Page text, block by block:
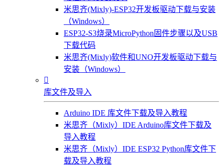
米思齐(Mixly)-ESP32开发板驱动下载与安装
（Windows）
ESP32-S3烧录MicroPython固件步骤以及USB
下载代码
米思齐(Mixly)软件和UNO开发板驱动下载与
安装（Windows）

库文件及导入
Arduino IDE 库文件下载及导入教程
米思齐（Mixly）IDE Arduino库文件下载及
导入教程
米思齐（Mixly）IDE ESP32 Python库文件下
载及导入教程